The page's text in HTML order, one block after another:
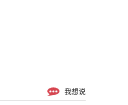
我想说